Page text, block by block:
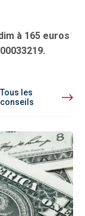
à 165 euros
Tous les
conseils